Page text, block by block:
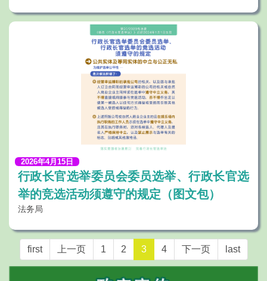
2026年4月15日
行政长官选举委员会委员选举、行政长官选
举的竞选活动须遵守的规定（图文包）
法务局
first 上一页 1 2 3 4 下一页 last